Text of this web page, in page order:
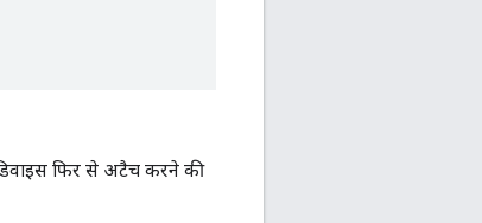
फिर से अटैच करने की